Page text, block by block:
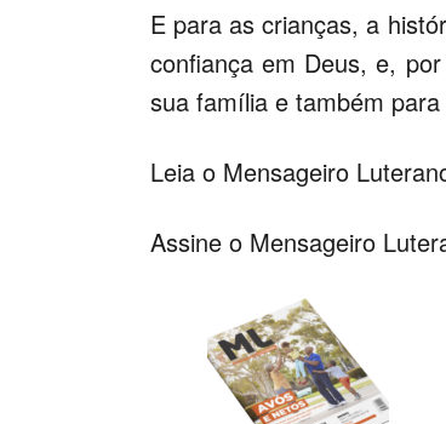
E para as crianças, a
confiança em Deus, e,
sua família e também para
Leia o Mensageiro
Assine o Mensageiro